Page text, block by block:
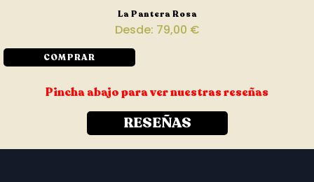
La Pantera Rosa
Desde: 79,00 €
COMPRAR
Pincha abajo para ver nuestras reseñas
RESEÑAS